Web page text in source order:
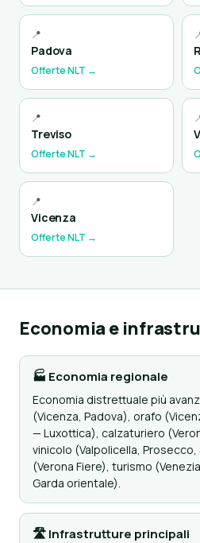
📍
Padova
Offerte NLT →
📍
Treviso
Offerte NLT →
📍
Vicenza
Offerte NLT →
Economia e
🏭 Economia regionale
Economia distrettuale più
(Vicenza, Padova), orafo
— Luxottica), calzaturiero
vinicolo (Valpolicella,
(Verona Fiere), turismo
Garda orientale).
🛣 Infrastrutture principali